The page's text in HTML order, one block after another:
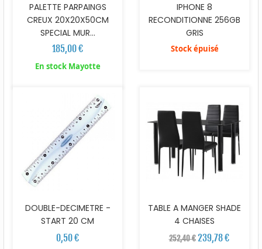
PALETTE PARPAINGS
CREUX 20X20X50CM
SPECIAL MUR...
185,00 €
En stock Mayotte
IPHONE 8
RECONDITIONNE 256GB
GRIS
Stock épuisé
DOUBLE-DECIMETRE -
START 20 CM
0,50 €
TABLE A MANGER SHADE
4 CHAISES
252,40 € 239,78 €